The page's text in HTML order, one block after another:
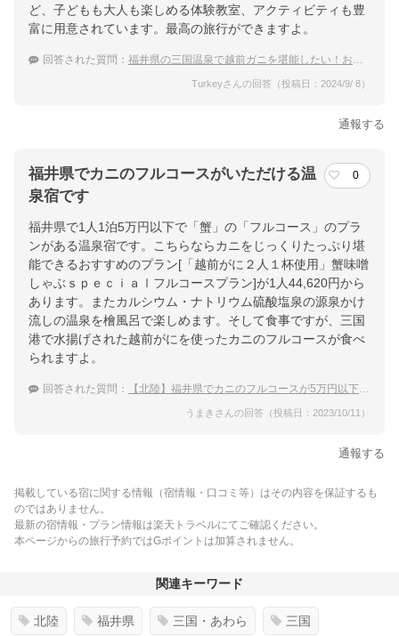
ど、子どもも大人も楽しめる体験教室、アクティビティも豊
富に用意されています。最高の旅行ができますよ。
回答された質問： 福井県の三国温泉で越前ガニを堪能したい！おすすめ宿は？
Turkeyさんの回答（投稿日：2024/9/ 8）
通報する
福井県でカニのフルコースがいただける温
泉宿です
0
福井県で1人1泊5万円以下で「蟹」の「フルコース」のプラ
ンがある温泉宿です。こちらならカニをじっくりたっぷり堪
能できるおすすめのプラン[「越前がに２人１杯使用」蟹味噌
しゃぶｓｐｅｃｉａｌフルコースプラン]が1人44,620円から
あります。またカルシウム・ナトリウム硫酸塩泉の源泉かけ
流しの温泉を檜風呂で楽しめます。そして食事ですが、三国
港で水揚げされた越前がにを使ったカニのフルコースが食べ
られますよ。
回答された質問： 【北陸】福井県でカニのフルコースが5万円以下でいただける温泉宿のおすすめは？
うまきさんの回答（投稿日：2023/10/11）
通報する
掲載している宿に関する情報（宿情報・口コミ等）はその内容を保証するも
のではありません。
最新の宿情報・プラン情報は楽天トラベルにてご確認ください。
本ページからの旅行予約ではGポイントは加算されません。
関連キーワード
北陸 福井県 三国・あわら 三国